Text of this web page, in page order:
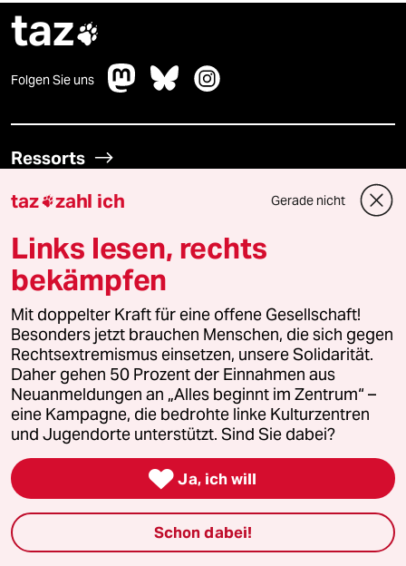
taz
Folgen Sie uns
Ressorts
Politik
Öko
Kultur
Sport
Berlin
Nord
Wahrheit
taz zahl ich Gerade nicht
Links lesen, rechts
bekämpfen
Mit doppelter Kraft für eine offene Gesellschaft!
Besonders jetzt brauchen Menschen, die sich gegen
Rechtsextremismus einsetzen, unsere Solidarität.
Daher gehen 50 Prozent der Einnahmen aus
Neuanmeldungen an „Alles beginnt im Zentrum“ –
eine Kampagne, die bedrohte linke Kulturzentren
und Jugendorte unterstützt. Sind Sie dabei?
 Ja, ich will
Schon dabei!